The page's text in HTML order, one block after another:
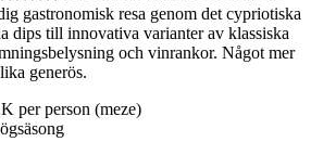
gastronomisk resa genom det cypriotiska
till innovativa varianter av klassiska
och vinrankor. Något mer
generös.
per person (meze)